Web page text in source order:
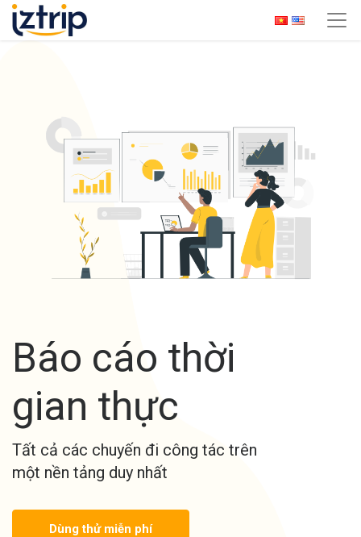
Báo cáo thời
gian thực
Tất cả các chuyến đi công tác trên
một nền tảng duy nhất
Dùng thử miễn phí